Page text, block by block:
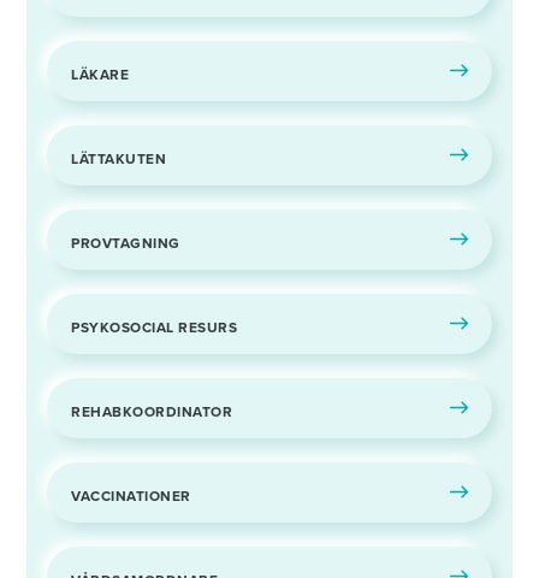
LÄKARE
LÄTTAKUTEN
PROVTAGNING
PSYKOSOCIAL RESURS
REHABKOORDINATOR
VACCINATIONER